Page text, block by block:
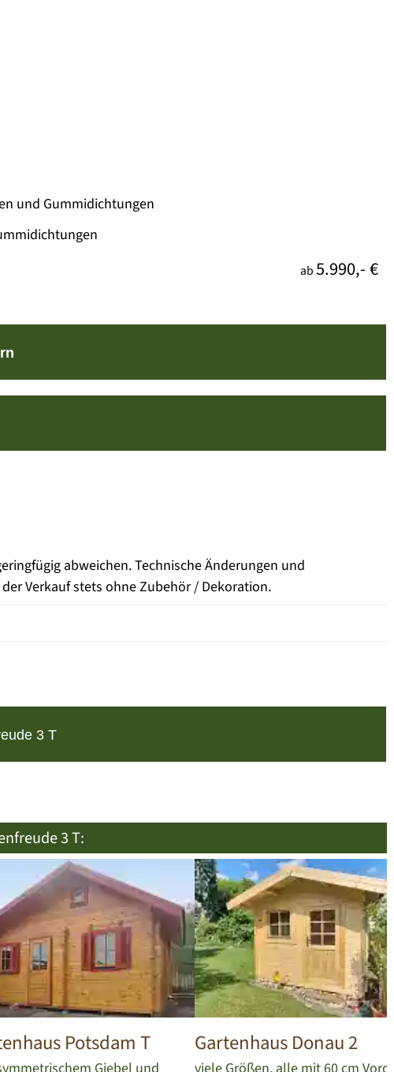
und Gummidichtungen
ab5.990,- €
abweichen. Technische Änderungen und
Verkauf stets ohne Zubehör / Dekoration.
3 T
3 T:
Potsdam T Gartenhaus Donau 2